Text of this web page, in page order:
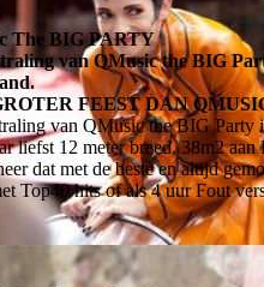
The BIG PARTY
van QMusic the BIG
FEEST DAN
van QMusic the BIG Party
liefst 12 meter breed, 38m2
dat met de beste en altijd
Top40 hits of als 4 uur Fout